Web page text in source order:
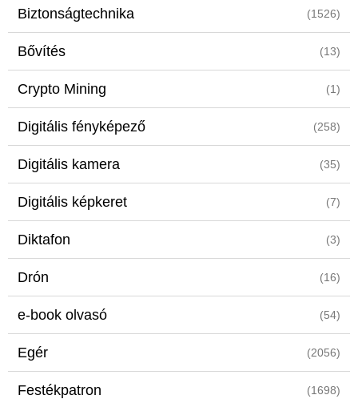
Biztonságtechnika (1526)
Bővítés (13)
Crypto Mining (1)
Digitális fényképező (258)
Digitális kamera (35)
Digitális képkeret (7)
Diktafon (3)
Drón (16)
e-book olvasó (54)
Egér (2056)
Festékpatron (1698)